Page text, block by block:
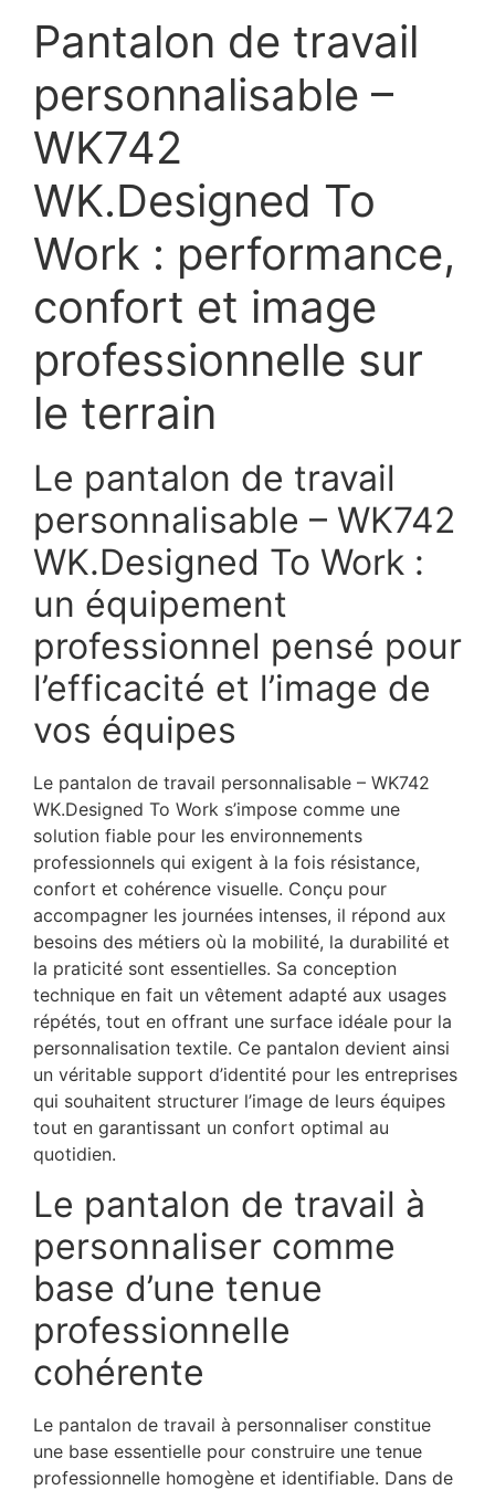
Pantalon de travail
personnalisable –
WK742
WK.Designed To
Work : performance,
confort et image
professionnelle sur
le terrain
Le pantalon de travail
personnalisable – WK742
WK.Designed To Work :
un équipement
professionnel pensé pour
l’efficacité et l’image de
vos équipes
Le pantalon de travail personnalisable – WK742
WK.Designed To Work s’impose comme une
solution fiable pour les environnements
professionnels qui exigent à la fois résistance,
confort et cohérence visuelle. Conçu pour
accompagner les journées intenses, il répond aux
besoins des métiers où la mobilité, la durabilité et
la praticité sont essentielles. Sa conception
technique en fait un vêtement adapté aux usages
répétés, tout en offrant une surface idéale pour la
personnalisation textile. Ce pantalon devient ainsi
un véritable support d’identité pour les entreprises
qui souhaitent structurer l’image de leurs équipes
tout en garantissant un confort optimal au
quotidien.
Le pantalon de travail à
personnaliser comme
base d’une tenue
professionnelle
cohérente
Le pantalon de travail à personnaliser constitue
une base essentielle pour construire une tenue
professionnelle homogène et identifiable. Dans de